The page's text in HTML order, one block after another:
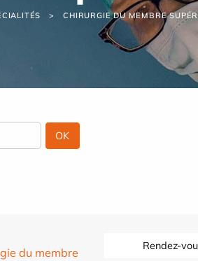
CHIRURGIE DU MEMBRE
du membre
Rendez-